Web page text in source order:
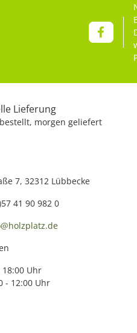
Lieferung
morgen geliefert
7, 32312 Lübbecke
41 90 982 0
18:00 Uhr
- 12:00 Uhr